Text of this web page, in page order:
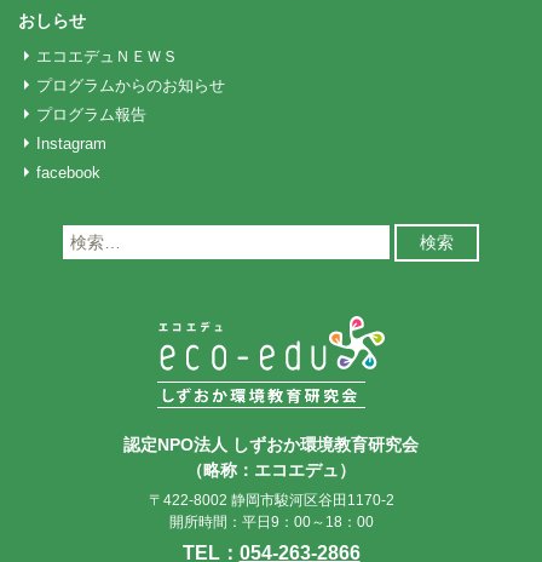
おしらせ
エコエデュＮＥＷＳ
プログラムからのお知らせ
プログラム報告
Instagram
facebook
検
索:
認定NPO法人 しずおか環境教育研究会
（略称：エコエデュ）
〒422-8002 静岡市駿河区谷田1170-2
開所時間：平日9：00～18：00
TEL： 054-263-2866